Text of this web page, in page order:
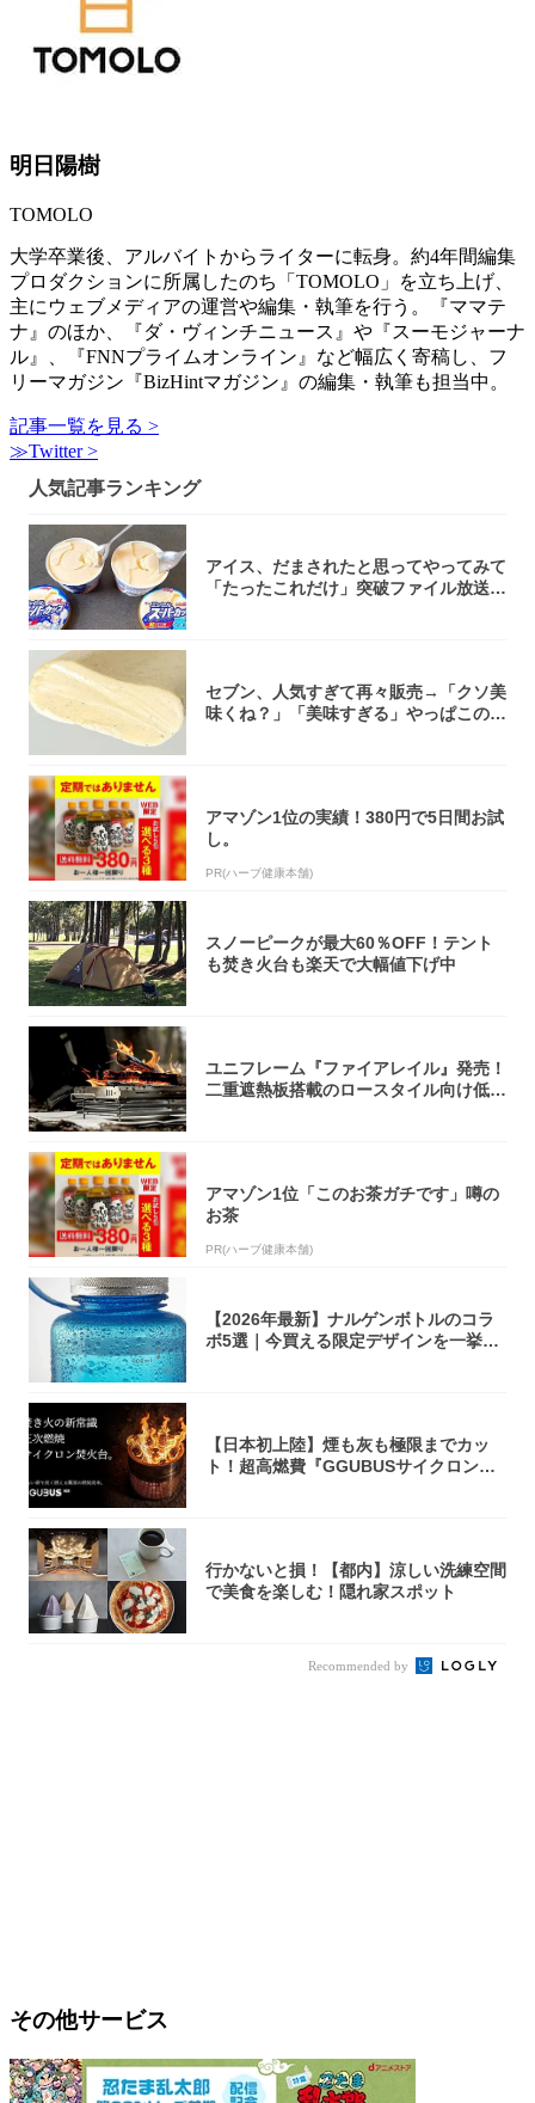
明日陽樹
TOMOLO
大学卒業後、アルバイトからライターに転身。約4年間編集
プロダクションに所属したのち「TOMOLO」を立ち上げ、
主にウェブメディアの運営や編集・執筆を行う。『ママテ
ナ』のほか、『ダ・ヴィンチニュース』や『スーモジャーナ
ル』、『FNNプライムオンライン』など幅広く寄稿し、フ
リーマガジン『BizHintマガジン』の編集・執筆も担当中。
記事一覧を見る >
≫Twitter >
人気記事ランキング
アイス、だまされたと思ってやってみて
「たったこれだけ」突破ファイル放送で
セブン、人気すぎて再々販売→「クソ美
味くね？」「美味すぎる」やっぱこのク
アマゾン1位の実績！380円で5日間お試
し。
PR(ハーブ健康本舗)
スノーピークが最大60％OFF！テント
も焚き火台も楽天で大幅値下げ中
ユニフレーム『ファイアレイル』発売！
二重遮熱板搭載のロースタイル向け低型
アマゾン1位「このお茶ガチです」噂の
お茶
PR(ハーブ健康本舗)
【2026年最新】ナルゲンボトルのコラ
ボ5選｜今買える限定デザインを一挙紹
【日本初上陸】煙も灰も極限までカッ
ト！超高燃費『GGUBUSサイクロン焚
行かないと損！【都内】涼しい洗練空間
で美食を楽しむ！隠れ家スポット
Recommended by
その他サービス